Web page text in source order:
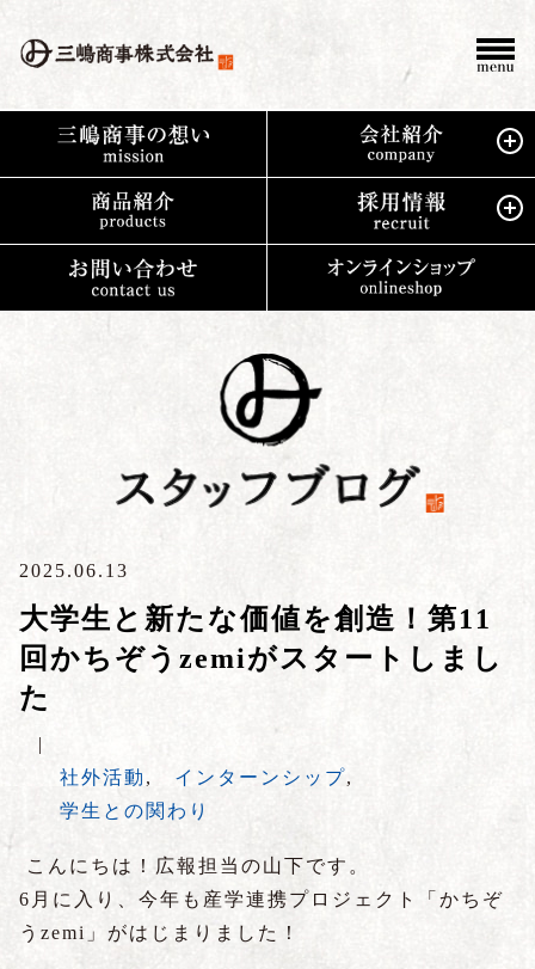
2025.06.13
大学生と新たな価値を創造！第11
回かちぞうzemiがスタートしまし
た
|
社外活動 , インターンシップ,
学生との関わり
こんにちは！広報担当の山下です。
6月に入り、今年も産学連携プロジェクト「かちぞ
うzemi」がはじまりました！